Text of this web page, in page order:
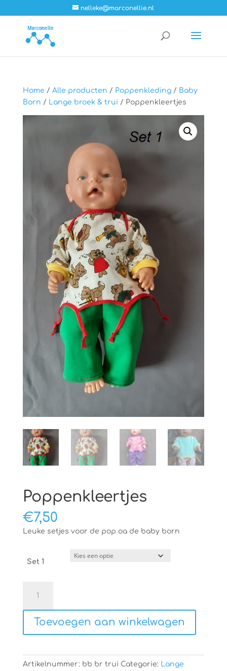
nelleke@marconellie.nl
Home / Alle producten / Poppenkleding/ Baby
Born / Lange broek & trui / Poppenkleertjes
Poppenkleertjes
€7,50
Leuke setjes voor de pop oa de baby born
Set 1
aantal
Toevoegen aan winkelwagen
Artikelnummer: bb br trui Categorie: Lange